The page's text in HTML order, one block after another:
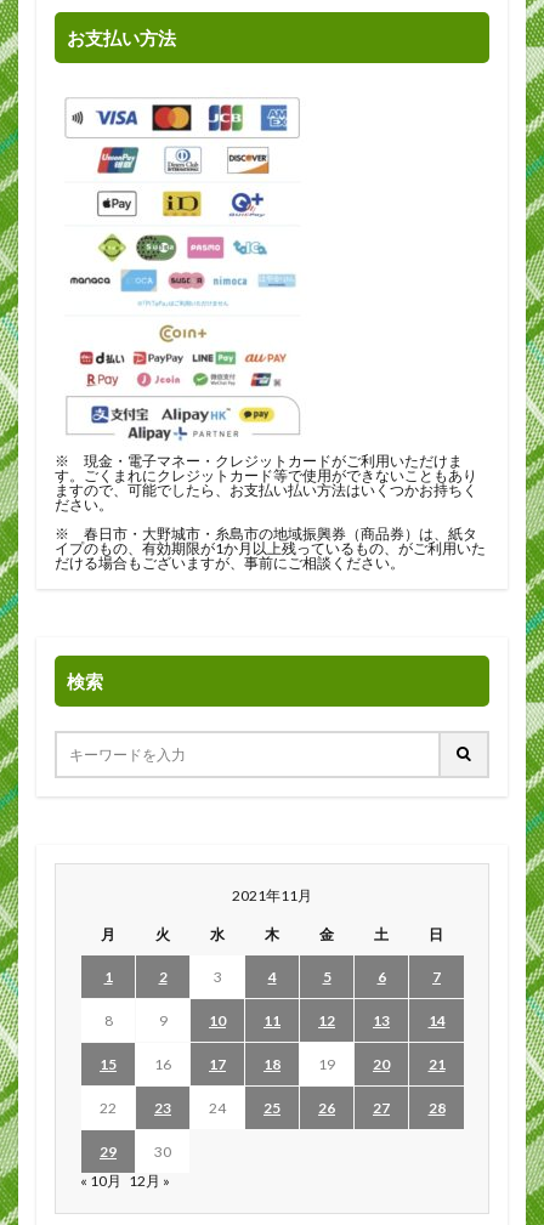
お支払い方法
※ 現金・電子マネー・クレジットカードがご利用いただけま
す。ごくまれにクレジットカード等で使用ができないこともあり
ますので、可能でしたら、お支払い払い方法はいくつかお持ちく
ださい。
※ 春日市・大野城市・糸島市の地域振興券（商品券）は、紙タ
イプのもの、有効期限が1か月以上残っているもの、がご利用いた
だける場合もございますが、事前にご相談ください。
検索
2021年11月
月 火 水 木 金 土 日
1 2 3 4 5 6 7
8 9 10 11 12 13 14
15 16 17 18 19 20 21
22 23 24 25 26 27 28
29
30
« 10月 12月 »